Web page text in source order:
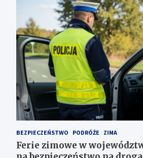
BEZPIECZEŃSTWO PODRÓŻE ZIMA
Ferie zimowe w